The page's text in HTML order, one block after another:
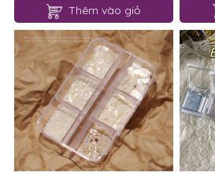
Thêm vào giỏ